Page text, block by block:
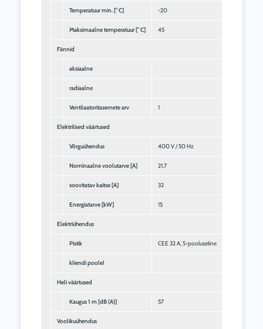
Temperatuur min. [° C] -20
Maksimaalne temperatuur [° C] 45
Fännid
aksiaalne
radiaalne
Ventilaatoritasemete arv 1
Elektrilised väärtused
Võrguühendus 400 V / 50 Hz
Nominaalne voolutarve [A] 21.7
soovitatav kaitse [A] 32
Energiatarve [kW] 15
Elektriühendus
Pistik CEE 32 A, 5-pooluseline
kliendi poolel
Heli väärtused
Kaugus 1 m [dB (A)] 57
Voolikuühendus